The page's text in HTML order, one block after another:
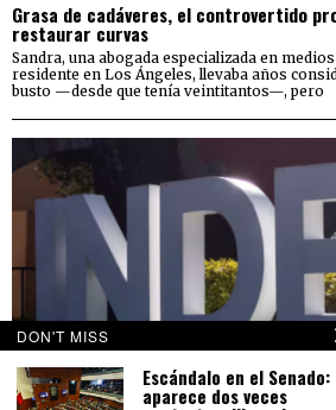
Grasa de cadáveres, el controvertido
restaurar curvas
Sandra, una abogada especializada en
residente en Los Ángeles, llevaba años
busto —desde que tenía veintitantos—, pero
DON'T MISS
Escándalo en el Senado:
aparece dos veces